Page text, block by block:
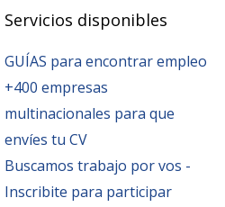
Servicios disponibles
GUÍAS para encontrar empleo
+400 empresas
multinacionales para que
envíes tu CV
Buscamos trabajo por vos -
Inscribite para participar